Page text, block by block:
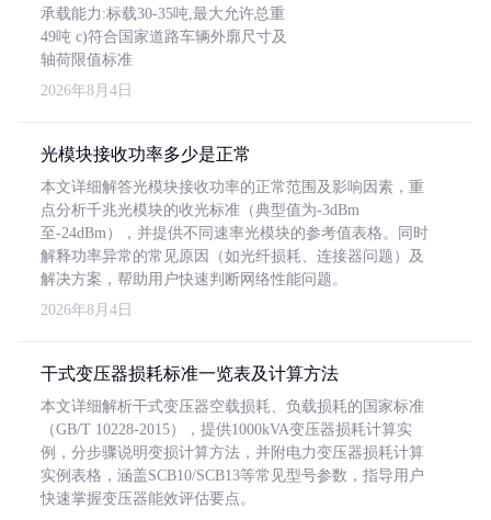
承载能力:标载30-35吨,最大允许总重
49吨 c)符合国家道路车辆外廓尺寸及
轴荷限值标准
2026年8月4日
光模块接收功率多少是正常
本文详细解答光模块接收功率的正常范围及影响因素，重
点分析千兆光模块的收光标准（典型值为-3dBm
至-24dBm），并提供不同速率光模块的参考值表格。同时
解释功率异常的常见原因（如光纤损耗、连接器问题）及
解决方案，帮助用户快速判断网络性能问题。
2026年8月4日
干式变压器损耗标准一览表及计算方法
本文详细解析干式变压器空载损耗、负载损耗的国家标准
（GB/T 10228-2015），提供1000kVA变压器损耗计算实
例，分步骤说明变损计算方法，并附电力变压器损耗计算
实例表格，涵盖SCB10/SCB13等常见型号参数，指导用户
快速掌握变压器能效评估要点。